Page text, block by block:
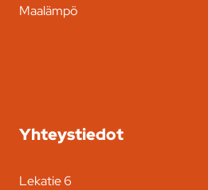
Maalämpö
Yhteystiedot
Lekatie 6